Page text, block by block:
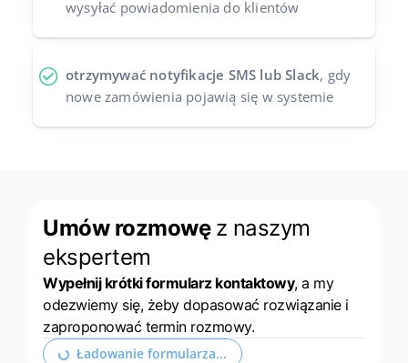
wysyłać powiadomienia do klientów
otrzymywać notyfikacje SMS lub Slack, gdy
nowe zamówienia pojawią się w systemie
Umów rozmowę z naszym
ekspertem
Wypełnij krótki formularz kontaktowy, a my
odezwiemy się, żeby dopasować rozwiązanie i
zaproponować termin rozmowy.
Ładowanie formularza...